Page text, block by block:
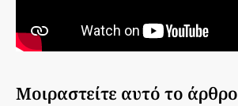
Μοιραστείτε αυτό το άρθρο